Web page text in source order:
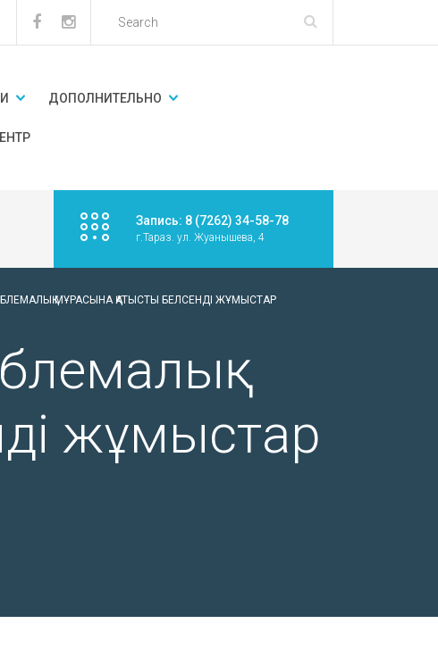
ДОПОЛНИТЕЛЬНО
Запись: 8 (7262) 34-58-78
г.Тараз. ул. Жуанышева, 4
МҰРАСЫНА ҚАТЫСТЫ БЕЛСЕНДІ ЖҰМЫСТАР
жұмыстар